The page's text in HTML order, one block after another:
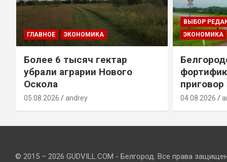
ГЛАВНОЕ ЭКОНОМИКА
Более 6 тысяч гектар
убрали аграрии Нового
Оскола
05.08.2026 andrey
ВЫБОР
ЭКОНОМИКА
04.08.2026
© 2015 – 2026 GUDVILL.COM - Белгород. Все права